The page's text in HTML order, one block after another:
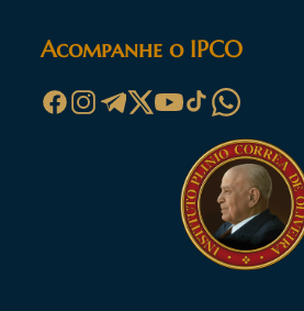
Acompanhe o IPCO